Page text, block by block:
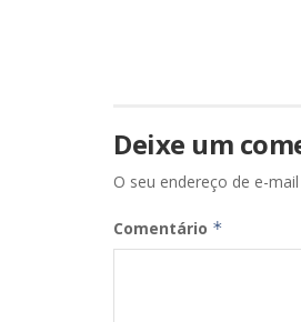
Deixe um
O seu endereço de e-
Comentário *